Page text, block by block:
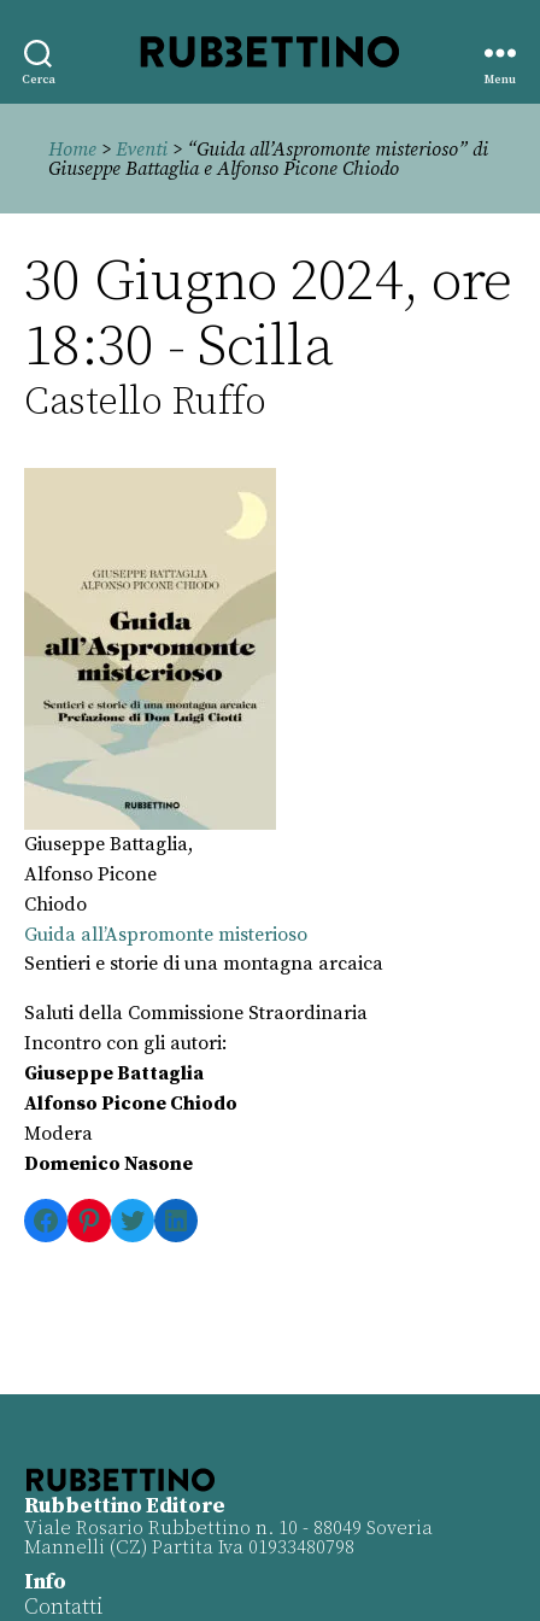
Cerca
editore
Menu
Home > Eventi > “Guida all’Aspromonte misterioso” di
Giuseppe Battaglia e Alfonso Picone Chiodo
30 Giugno 2024, ore
18:30 - Scilla
Castello Ruffo
Giuseppe Battaglia,
Alfonso Picone
Chiodo
Guida all’Aspromonte misterioso
Sentieri e storie di una montagna arcaica
Saluti della Commissione Straordinaria
Incontro con gli autori:
Giuseppe Battaglia
Alfonso Picone Chiodo
Modera
Domenico Nasone
Facebook
Pinterest
TwitterLinkedIn
Rubbettino Editore
Viale Rosario Rubbettino n. 10 - 88049 Soveria
Mannelli (CZ) Partita Iva 01933480798
Info
Contatti